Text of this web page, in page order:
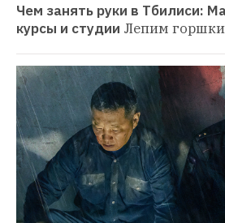
Чем занять руки в Тбилиси:
курсы и студии Лепим